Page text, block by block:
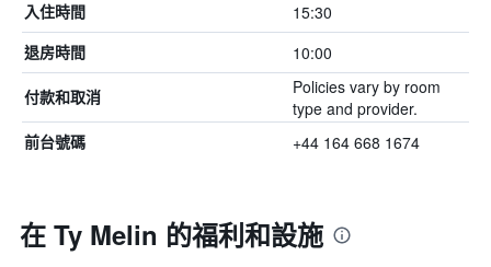
入住時間 15:30
退房時間 10:00
付款和取消
Policies vary by room
type and provider.
前台號碼 +44 164 668 1674
在 Ty Melin 的福利和設施